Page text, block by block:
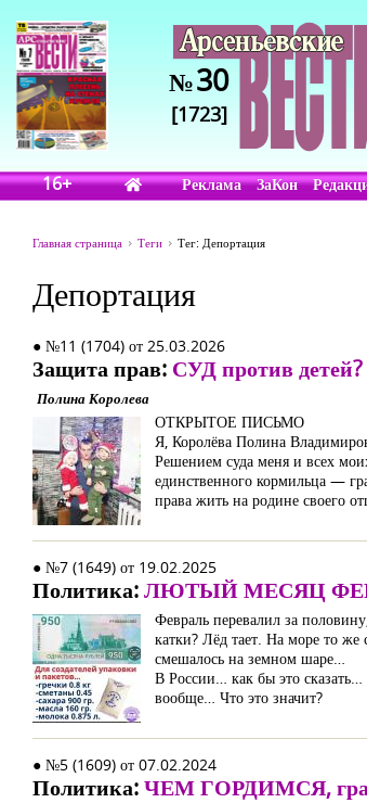
№30
[1723]
16+ Реклама ЗаКон
Главная страница Теги Тег: Депортация
Депортация
● №11 (1704) от 25.03.2026
Защита прав: СУД против детей?
Полина Королева
ОТКРЫТОЕ ПИСЬМО
Я, Королёва Полина
Решением суда меня и всех
единственного кормильца —
права жить на родине своего
● №7 (1649) от 19.02.2025
Политика:ЛЮТЫЙ МЕСЯЦ
Февраль перевалил за
катки? Лёд тает. На море то же
смешалось на земном шаре…
В России… как бы это сказать…
вообще… Что это значит?
● №5 (1609) от 07.02.2024
Политика:ЧЕМ ГОРДИМСЯ,